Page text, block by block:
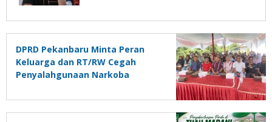
DPRD Pekanbaru Minta Peran
Keluarga dan RT/RW Cegah
Penyalahgunaan Narkoba